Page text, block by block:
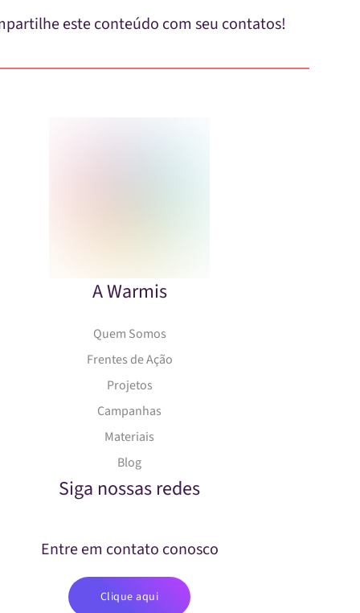
este conteúdo com seu contatos!
A Warmis
Quem Somos
Frentes de Ação
Projetos
Campanhas
Materiais
Blog
Siga nossas redes
Entre em contato conosco
Clique aqui